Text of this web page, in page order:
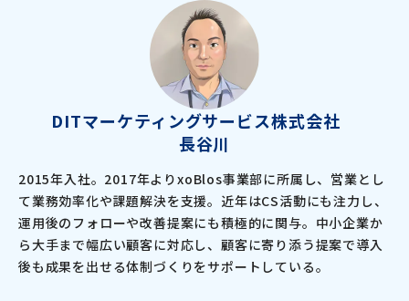
DITマーケティングサービス株式会社
長谷川
2015年入社。2017年よりxoBlos事業部に所属し、営業とし
て業務効率化や課題解決を支援。近年はCS活動にも注力し、
運用後のフォローや改善提案にも積極的に関与。中小企業か
ら大手まで幅広い顧客に対応し、顧客に寄り添う提案で導入
後も成果を出せる体制づくりをサポートしている。